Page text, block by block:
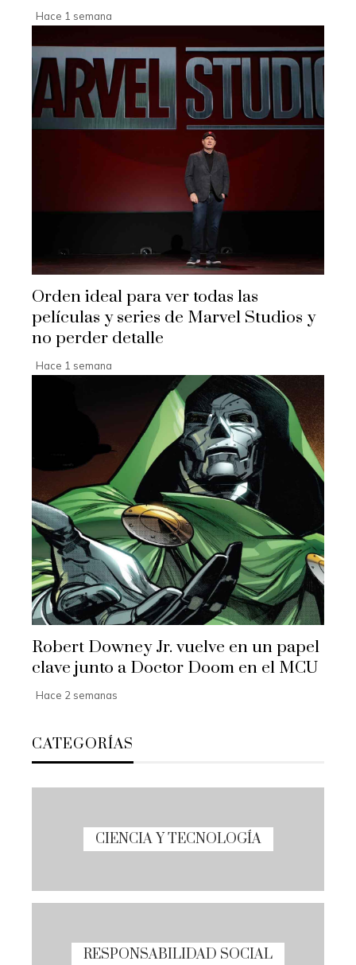
Hace 1 semana
Orden ideal para ver todas las
películas y series de Marvel Studios y
no perder detalle
Hace 1 semana
Robert Downey Jr. vuelve en un papel
clave junto a Doctor Doom en el MCU
Hace 2 semanas
CATEGORÍAS
CIENCIA Y TECNOLOGÍA
RESPONSABILIDAD SOCIAL